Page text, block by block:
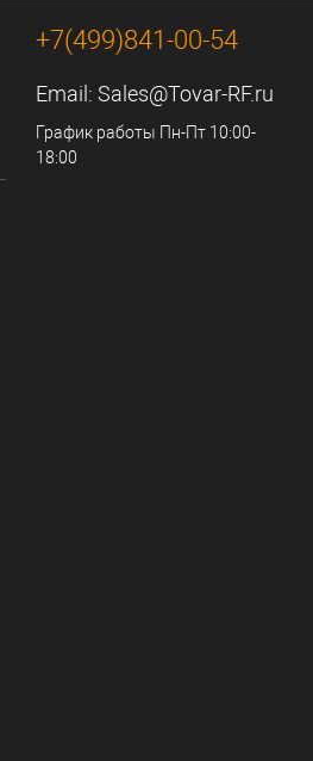
+7(499)841-00-54
Email: Sales@Tovar-RF.ru
График работы Пн-Пт 10:00-
18:00